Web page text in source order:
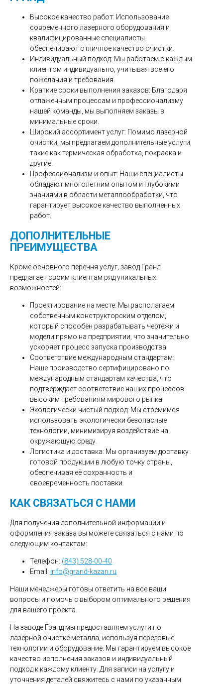
Высокое качество работ: Использование
современного лазерного оборудования и
квалифицированные специалисты
обеспечивают отличное качество очистки.
Индивидуальный подход: Мы работаем с каждым
клиентом индивидуально, учитывая все его
пожелания и требования.
Краткие сроки выполнения заказов: Благодаря
отлаженным процессам и профессионализму
нашей команды, мы выполняем заказы в
минимальные сроки.
Широкий ассортимент услуг: Помимо лазерной
очистки, мы предлагаем дополнительные услуги,
такие как термическая обработка, покраска и
другие.
Профессионализм и опыт: Наши специалисты
обладают многолетним опытом и глубокими
знаниями в области металлообработки, что
гарантирует высокое качество выполненных
работ.
ДОПОЛНИТЕЛЬНЫЕ
ПРЕИМУЩЕСТВА
Кроме основного перечня услуг, завод Гранд
предлагает своим клиентам ряд уникальных
возможностей:
Проектирование на месте: Мы располагаем
собственным конструкторским отделом,
который способен разрабатывать чертежи и
модели прямо на предприятии, что значительно
ускоряет процесс запуска производства.
Соответствие международным стандартам:
Наше производство сертифицировано по
международным стандартам качества, что
подтверждает соответствие наших процессов
высоким требованиям мирового рынка.
Экологически чистый подход: Мы стремимся
использовать экологически безопасные
технологии, минимизируя воздействие на
окружающую среду.
Логистика и доставка: Мы организуем доставку
готовой продукции в любую точку страны,
обеспечивая её сохранность и
своевременность поставки.
КАК СВЯЗАТЬСЯ С НАМИ
Для получения дополнительной информации и
оформления заказа вы можете связаться с нами по
следующим контактам:
Телефон: (843) 528-00-40
Email: info@grand-kazan.ru
Наши менеджеры готовы ответить на все ваши
вопросы и помочь с выбором оптимального решения
для вашего проекта.
На заводе Гранд мы предоставляем услуги по
лазерной очистке металла, используя передовые
технологии и оборудование. Мы гарантируем высокое
качество исполнения заказов и индивидуальный
подход к каждому клиенту. Для записи на услугу и
уточнения деталей свяжитесь с нами по указанным